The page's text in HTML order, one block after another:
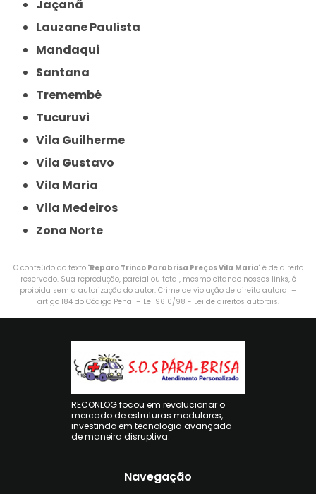
Jaçanã
Lauzane Paulista
Mandaqui
Santana
Tremembé
Tucuruvi
Vila Guilherme
Vila Gustavo
Vila Maria
Vila Medeiros
Zona Norte
O conteúdo do texto "Reparo Trinco Parabrisa Preços Vila Maria" é de direito
reservado. Sua reprodução, parcial ou total, mesmo citando nossos links, é
proibida sem a autorização do autor. Crime de violação de direito autoral –
artigo 184 do Código Penal – Lei 9610/98 - Lei de direitos autorais.
RECONLOG focou em revolucionar o
mercado de estruturas modulares,
investindo em tecnologia avançada
de maneira disruptiva.
Navegação